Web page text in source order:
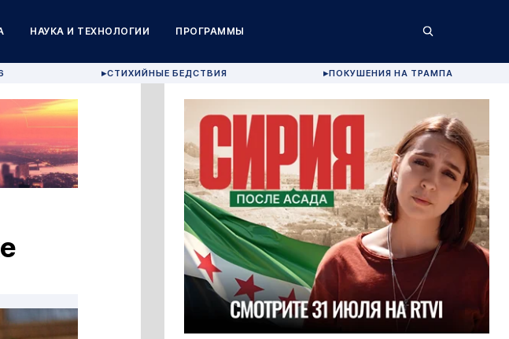
НАУКА И ТЕХНОЛОГИИ ПРОГРАММЫ
▶СТИХИЙНЫЕ БЕДСТВИЯ ▶ПОКУШЕНИЯ НА ТРАМПА